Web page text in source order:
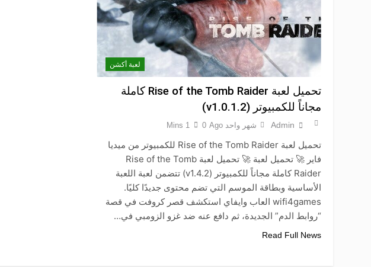
لعبة أكشن
تحميل لعبة Rise of the Tomb Raider كاملة
مجاناً للكمبيوتر (v1.0.1.2)
Admin شهر واحد Ago 0
1 Mins
تحميل لعبة Rise of the Tomb Raider للكمبيوتر من ميديا
فاير 🚀 تحميل لعبة 🚀 تحميل لعبة Rise of the Tomb
Raider كاملة مجاناً للكمبيوتر (v1.4.2) تتضمن لعبة اللعبة
الأساسية وبطاقة الموسم التي تضم محتوى جديدًا كليًا.
wifi4games العاب وايفاي استكشف قصر كروفت في قصة
“روابط الدم” الجديدة، ثم دافع عنه ضد غزو الزومبي في…
Read Full News